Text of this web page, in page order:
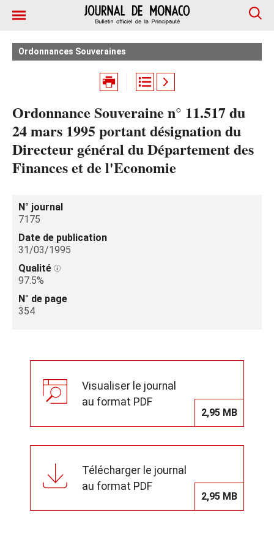
Ordonnances Souveraines
Ordonnance Souveraine n° 11.517 du
24 mars 1995 portant désignation du
Directeur général du Département des
Finances et de l'Economie
N° journal
7175
Date de publication
31/03/1995
Qualité
97.5%
N° de page
354
Visualiser le journal
au format PDF
2,95 MB
Télécharger le journal
au format PDF
2,95 MB